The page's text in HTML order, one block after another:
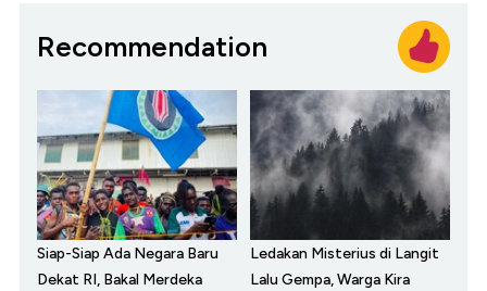
Recommendation
Siap-Siap Ada Negara Baru
Dekat RI, Bakal Merdeka
Ledakan Misterius di Langit
Lalu Gempa, Warga Kira